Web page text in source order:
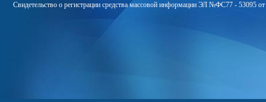
Свидетельство о регистрации средства массовой информации ЭЛ №ФС77 - 53095